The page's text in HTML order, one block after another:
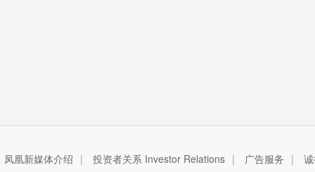
凤凰新媒体介绍 | 投资者关系 Investor Relations | 广告服务 |